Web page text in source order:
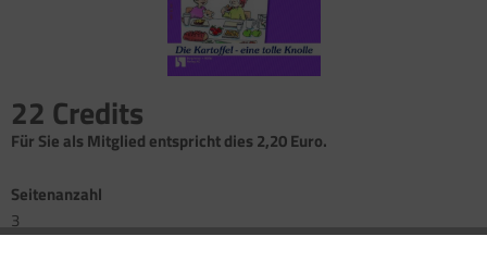
22 Credits
Für Sie als Mitglied entspricht dies 2,20 Euro.
Seitenanzahl
3